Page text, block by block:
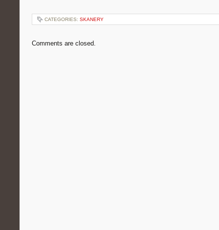
CATEGORIES: SKANERY
Comments are closed.